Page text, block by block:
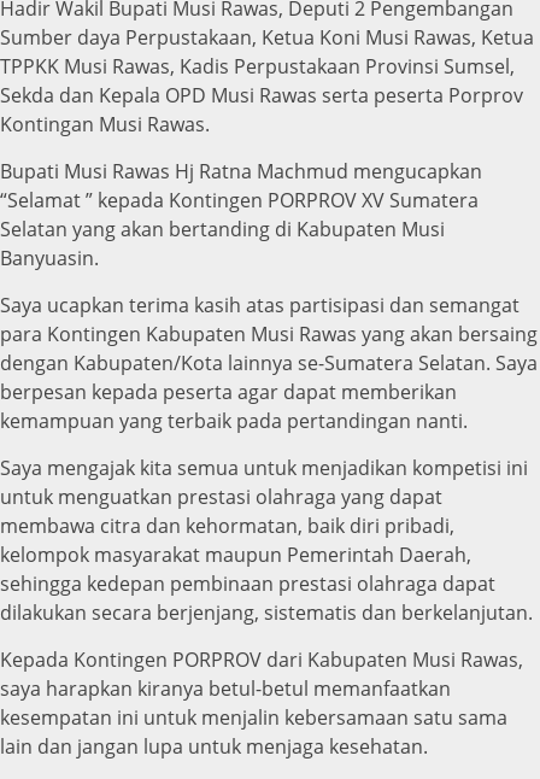
Hadir Wakil Bupati Musi Rawas, Deputi 2 Pengembangan
Sumber daya Perpustakaan, Ketua Koni Musi Rawas, Ketua
TPPKK Musi Rawas, Kadis Perpustakaan Provinsi Sumsel,
Sekda dan Kepala OPD Musi Rawas serta peserta Porprov
Kontingan Musi Rawas.
Bupati Musi Rawas Hj Ratna Machmud mengucapkan
“Selamat ” kepada Kontingen PORPROV XV Sumatera
Selatan yang akan bertanding di Kabupaten Musi
Banyuasin.
Saya ucapkan terima kasih atas partisipasi dan semangat
para Kontingen Kabupaten Musi Rawas yang akan bersaing
dengan Kabupaten/Kota lainnya se-Sumatera Selatan. Saya
berpesan kepada peserta agar dapat memberikan
kemampuan yang terbaik pada pertandingan nanti.
Saya mengajak kita semua untuk menjadikan kompetisi ini
untuk menguatkan prestasi olahraga yang dapat
membawa citra dan kehormatan, baik diri pribadi,
kelompok masyarakat maupun Pemerintah Daerah,
sehingga kedepan pembinaan prestasi olahraga dapat
dilakukan secara berjenjang, sistematis dan berkelanjutan.
Kepada Kontingen PORPROV dari Kabupaten Musi Rawas,
saya harapkan kiranya betul-betul memanfaatkan
kesempatan ini untuk menjalin kebersamaan satu sama
lain dan jangan lupa untuk menjaga kesehatan.